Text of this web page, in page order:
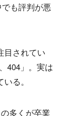
も評判が悪
目されてい
404」。実は
る。
多くが卒業